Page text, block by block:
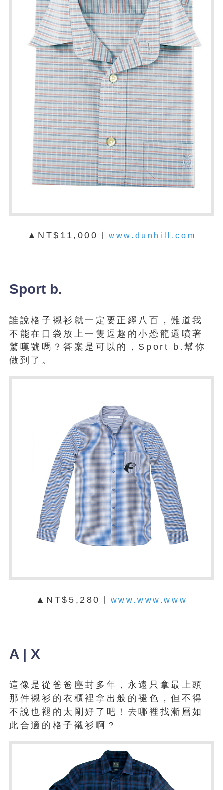
▲NT$11,000︱www.dunhill.com
Sport b.
誰說格子襯衫就一定要正經八百，難道我
不能在口袋放上一隻逗趣的小恐龍還噴著
驚嘆號嗎？答案是可以的，Sport b.幫你
做到了。
▲NT$5,280︱ www.www.www
A | X
這像是從爸爸塵封多年，永遠只拿最上頭
那件襯衫的衣櫃裡拿出般的褪色，但不得
不說也褪的太剛好了吧！去哪裡找漸層如
此合適的格子襯衫啊？